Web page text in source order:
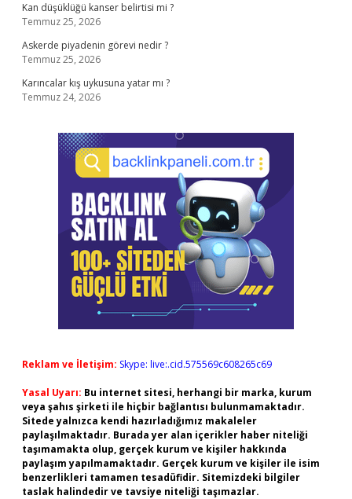
Kan düşüklüğü kanser belirtisi mi ?
Temmuz 25, 2026
Askerde piyadenin görevi nedir ?
Temmuz 25, 2026
Karıncalar kış uykusuna yatar mı ?
Temmuz 24, 2026
Reklam ve İletişim: Skype: live:.cid.575569c608265c69
Yasal Uyarı: Bu internet sitesi, herhangi bir marka, kurum
veya şahıs şirketi ile hiçbir bağlantısı bulunmamaktadır.
Sitede yalnızca kendi hazırladığımız makaleler
paylaşılmaktadır. Burada yer alan içerikler haber niteliği
taşımamakta olup, gerçek kurum ve kişiler hakkında
paylaşım yapılmamaktadır. Gerçek kurum ve kişiler ile isim
benzerlikleri tamamen tesadüfidir. Sitemizdeki bilgiler
taslak halindedir ve tavsiye niteliği taşımazlar.